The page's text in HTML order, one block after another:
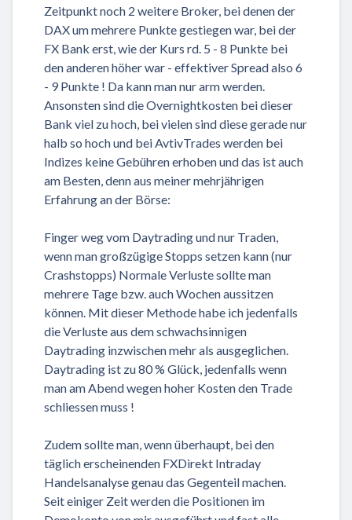
Zeitpunkt noch 2 weitere Broker, bei denen der
DAX um mehrere Punkte gestiegen war, bei der
FX Bank erst, wie der Kurs rd. 5 - 8 Punkte bei
den anderen höher war - effektiver Spread also 6
- 9 Punkte ! Da kann man nur arm werden.
Ansonsten sind die Overnightkosten bei dieser
Bank viel zu hoch, bei vielen sind diese gerade nur
halb so hoch und bei AvtivTrades werden bei
Indizes keine Gebühren erhoben und das ist auch
am Besten, denn aus meiner mehrjährigen
Erfahrung an der Börse:
Finger weg vom Daytrading und nur Traden,
wenn man großzügige Stopps setzen kann (nur
Crashstopps) Normale Verluste sollte man
mehrere Tage bzw. auch Wochen aussitzen
können. Mit dieser Methode habe ich jedenfalls
die Verluste aus dem schwachsinnigen
Daytrading inzwischen mehr als ausgeglichen.
Daytrading ist zu 80 % Glück, jedenfalls wenn
man am Abend wegen hoher Kosten den Trade
schliessen muss !
Zudem sollte man, wenn überhaupt, bei den
täglich erscheinenden FXDirekt Intraday
Handelsanalyse genau das Gegenteil machen.
Seit einiger Zeit werden die Positionen im